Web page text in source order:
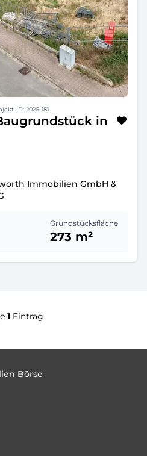
ID: 2026-181
in
Immobilien GmbH &
Grundstücksfläche
273 m²
1Eintrag
Börse